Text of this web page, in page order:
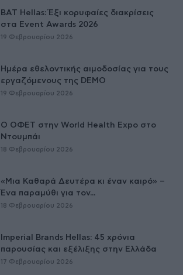
BAT Hellas: Έξι κορυφαίες διακρίσεις
στα Event Awards 2026
19 Φεβρουαρίου 2026
Ημέρα εθελοντικής αιμοδοσίας για τους
εργαζόμενους της DEMO
19 Φεβρουαρίου 2026
Ο ΟΦΕΤ στην World Health Expo στο
Ντουμπάι
18 Φεβρουαρίου 2026
«Μια Καθαρά Δευτέρα κι έναν καιρό» –
Ένα παραμύθι για τον...
18 Φεβρουαρίου 2026
Imperial Brands Hellas: 45 χρόνια
παρουσίας και εξέλιξης στην Ελλάδα
17 Φεβρουαρίου 2026